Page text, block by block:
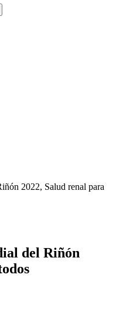
2022, Salud renal para
del Riñón